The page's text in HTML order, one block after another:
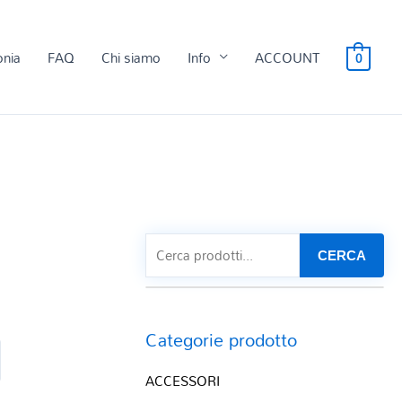
FAQ Chi siamo Info ACCOUNT 0
CERCA
Categorie prodotto
ACCESSORI